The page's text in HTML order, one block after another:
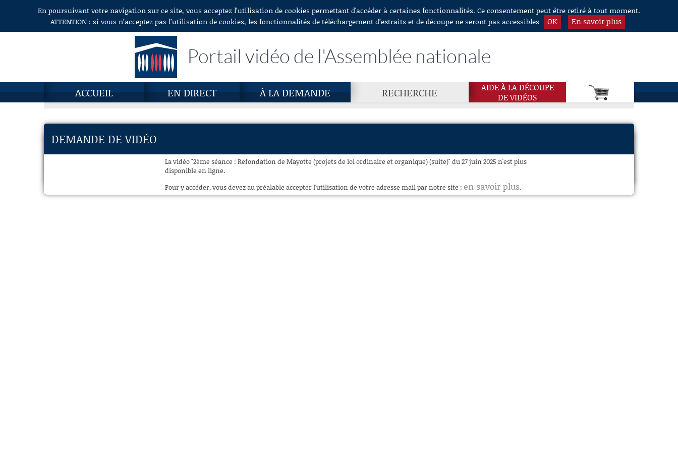
Aller au contenuEn poursuivant votre navigation sur ce site, vous acceptez l’utilisation de cookies permettant d'accéder à certaines fonctionnalités. Ce consentement peut être retiré à tout moment.
ATTENTION : si vous n’acceptez pas l’utilisation de cookies, les fonctionnalités de téléchargement d’extraits et de découpe ne seront pas accessibles
OK En savoir plus
Portail vidéo de l'Assemblée nationale
ACCUEIL EN DIRECT À LA DEMANDE RECHERCHE
AIDE À LA DÉCOUPE
DE VIDÉOS
DEMANDE DE VIDÉO
La vidéo "2ème séance : Refondation de Mayotte (projets de loi ordinaire et organique) (suite)" du 27 juin 2025 n'est plus
disponible en ligne.
Pour y accéder, vous devez au préalable accepter l'utilisation de votre adresse mail par notre site : en savoir plus.